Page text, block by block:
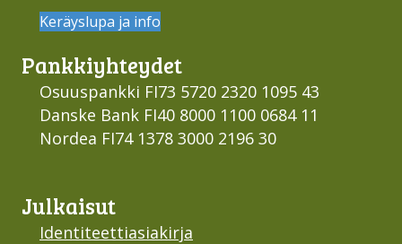
Keräyslupa ja info
Pankki­yhteydet
Osuuspankki FI73 5720 2320 1095 43
Danske Bank FI40 8000 1100 0684 11
Nordea FI74 1378 3000 2196 30
Julkaisut
Identiteettiasiakirja